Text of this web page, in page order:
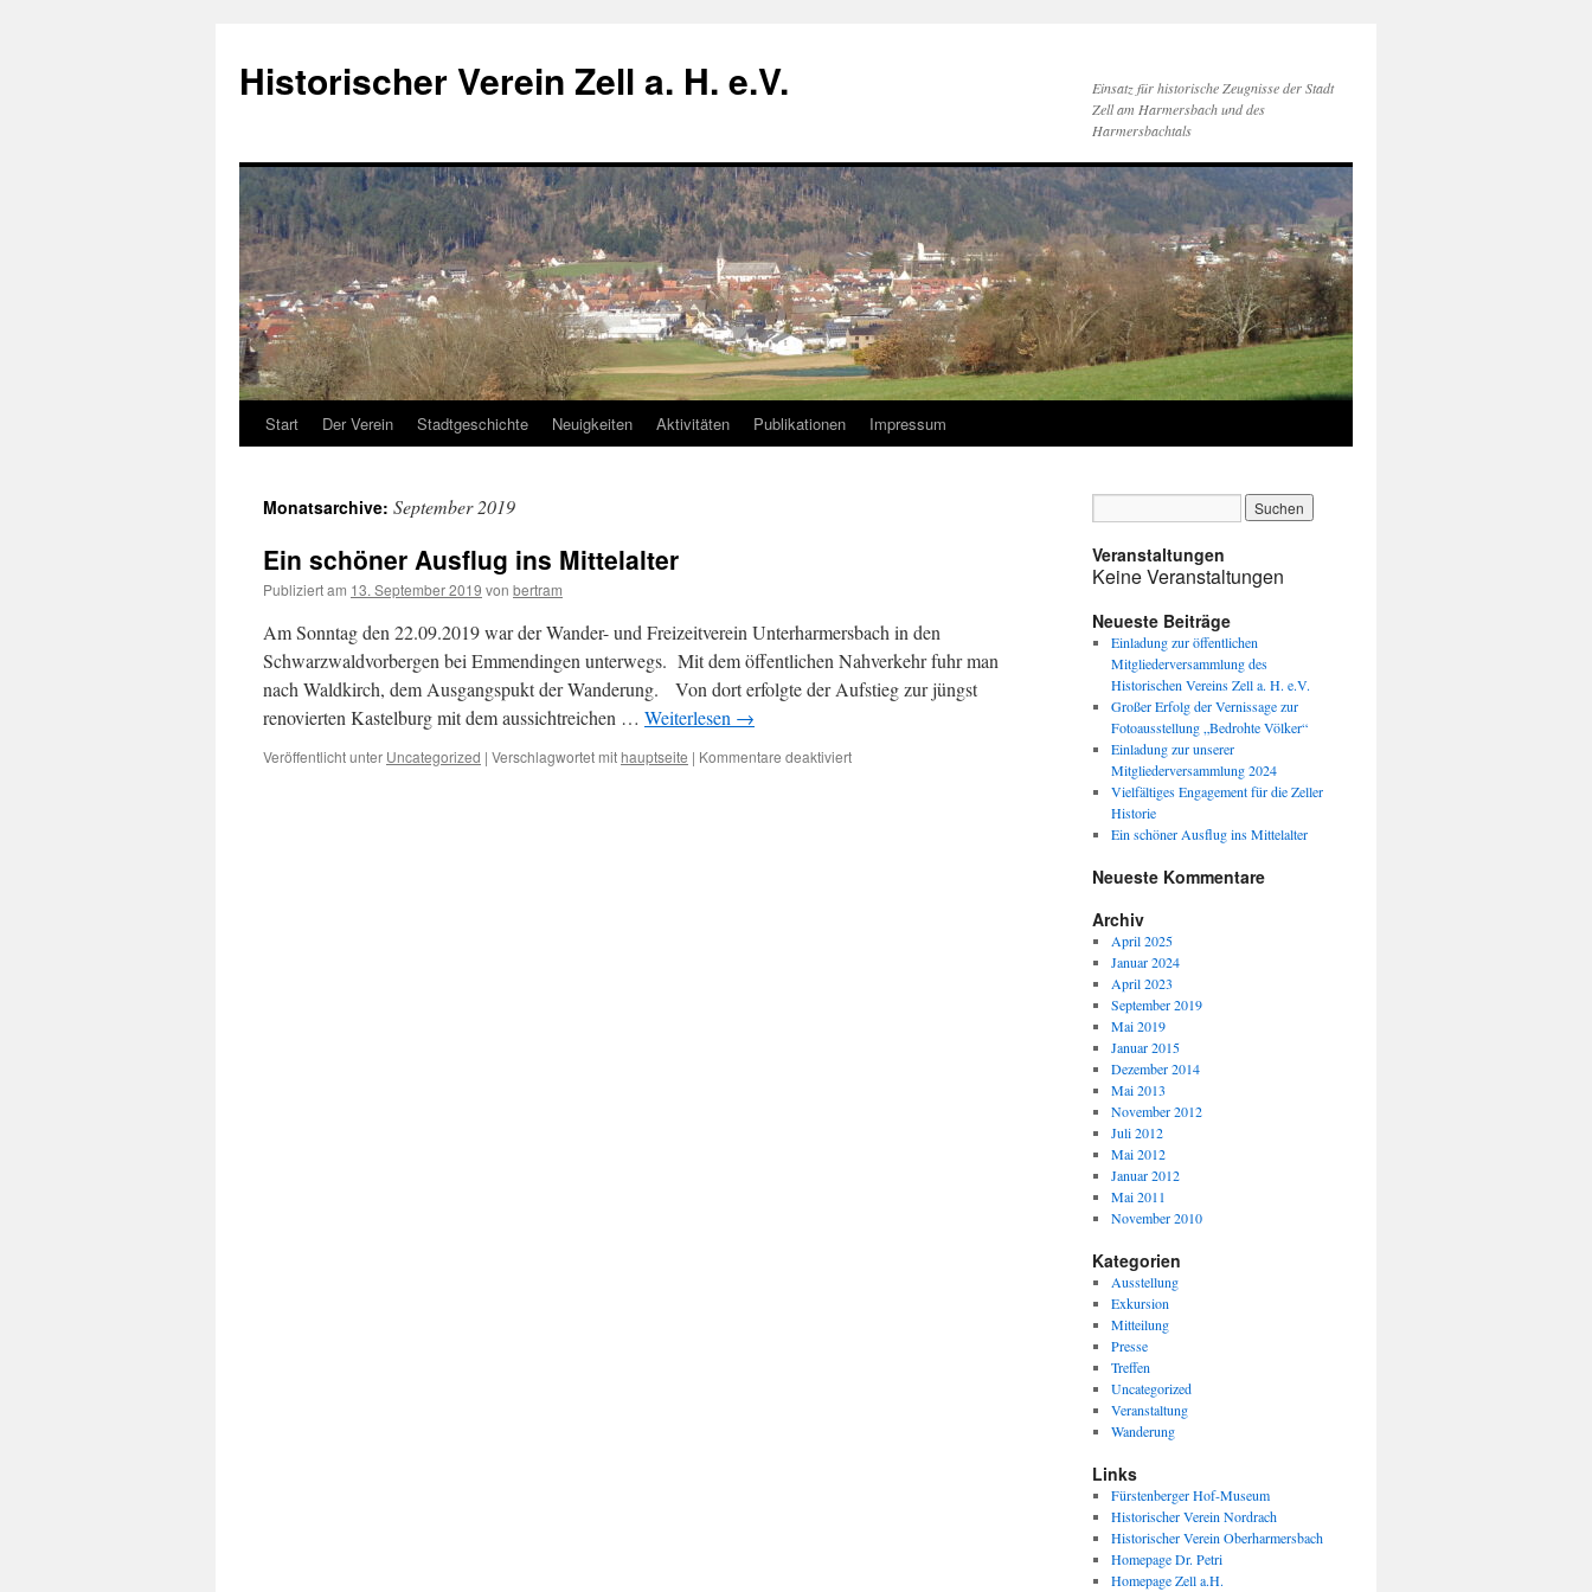
Historischer Verein Zell a. H. e.V.
Einsatz für historische Zeugnisse der Stadt
Zell am Harmersbach und des
Harmersbachtals
Zum
springen
Start Der Verein Stadtgeschichte Neuigkeiten Aktivitäten Publikationen Impressum
Monatsarchive: September 2019
Ein schöner Ausflug ins Mittelalter
Publiziert am 13. September 2019 von bertram
Am Sonntag den 22.09.2019 war der Wander- und Freizeitverein Unterharmersbach in den
Schwarzwaldvorbergen bei Emmendingen unterwegs. Mit dem öffentlichen Nahverkehr fuhr man
nach Waldkirch, dem Ausgangspukt der Wanderung. Von dort erfolgte der Aufstieg zur jüngst
renovierten Kastelburg mit dem aussichtreichen … Weiterlesen →
Veröffentlicht unter Uncategorized | Verschlagwortet mit hauptseite | Kommentare deaktiviertfür
Veranstaltungen
Keine Veranstaltungen
Neueste Beiträge
Einladung zur öffentlichen
Mitgliederversammlung des
Historischen Vereins Zell a. H. e.V.
Großer Erfolg der Vernissage zur
Fotoausstellung „Bedrohte Völker“
Einladung zur unserer
Mitgliederversammlung 2024
Vielfältiges Engagement für die Zeller
Historie
Ein schöner Ausflug ins Mittelalter
Neueste Kommentare
Archiv
April 2025
Januar 2024
April 2023
September 2019
Mai 2019
Januar 2015
Dezember 2014
Mai 2013
November 2012
Juli 2012
Mai 2012
Januar 2012
Mai 2011
November 2010
Kategorien
Ausstellung
Exkursion
Mitteilung
Presse
Treffen
Uncategorized
Veranstaltung
Wanderung
Links
Fürstenberger Hof-Museum
Historischer Verein Nordrach
Historischer Verein Oberharmersbach
Homepage Dr. Petri
Homepage Zell a.H.